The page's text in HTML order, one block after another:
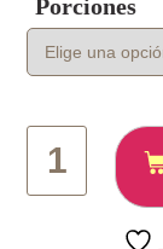
Porciones